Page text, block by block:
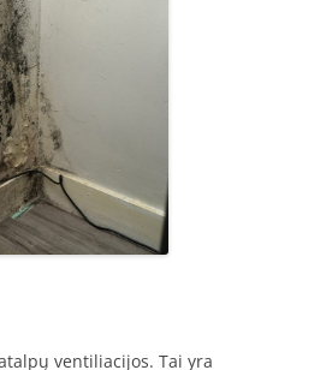
ventiliacijos. Tai yra